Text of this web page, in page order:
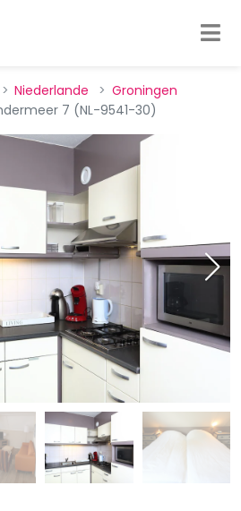
Niederlande
Groningen
7 (NL-9541-30)